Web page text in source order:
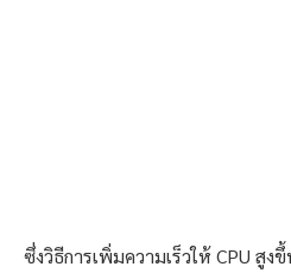
ซึ่งวิธีการเพิ่มความเร็วให้ CPU สู